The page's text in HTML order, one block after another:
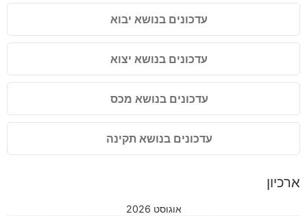
עדכונים בנושא יבוא
עדכונים בנושא יצוא
עדכונים בנושא מכס
עדכונים בנושא תקינה
ארכיון
אוגוסט 2026